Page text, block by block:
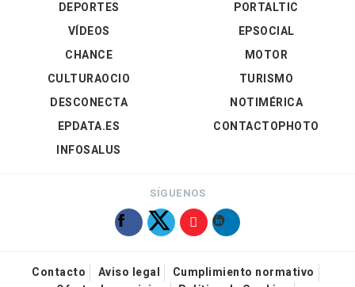
DEPORTES
VÍDEOS
PORTALTIC
EPSOCIAL
CHANCE
CULTURAOCIO
DESCONECTA
EPDATA.ES
INFOSALUS
MOTOR
TURISMO
NOTIMÉRICA
CONTACTOPHOTO
SÍGUENOS
Contacto Aviso legal
Cumplimiento normativo